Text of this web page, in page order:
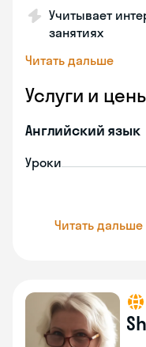
Учитывает
занятиях
Читать дальше
Услуги и
Английский язык
Уроки
Читать дальше